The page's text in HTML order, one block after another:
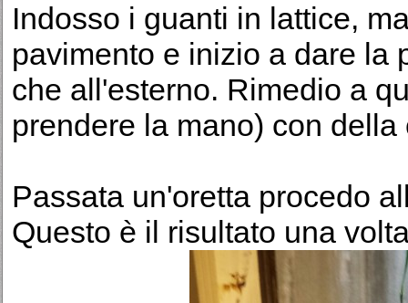
Indosso i guanti in lattice,
pavimento e inizio a dare la
che all'esterno. Rimedio a
prendere la mano) con
Passata un'oretta procedo
Questo è il risultato una